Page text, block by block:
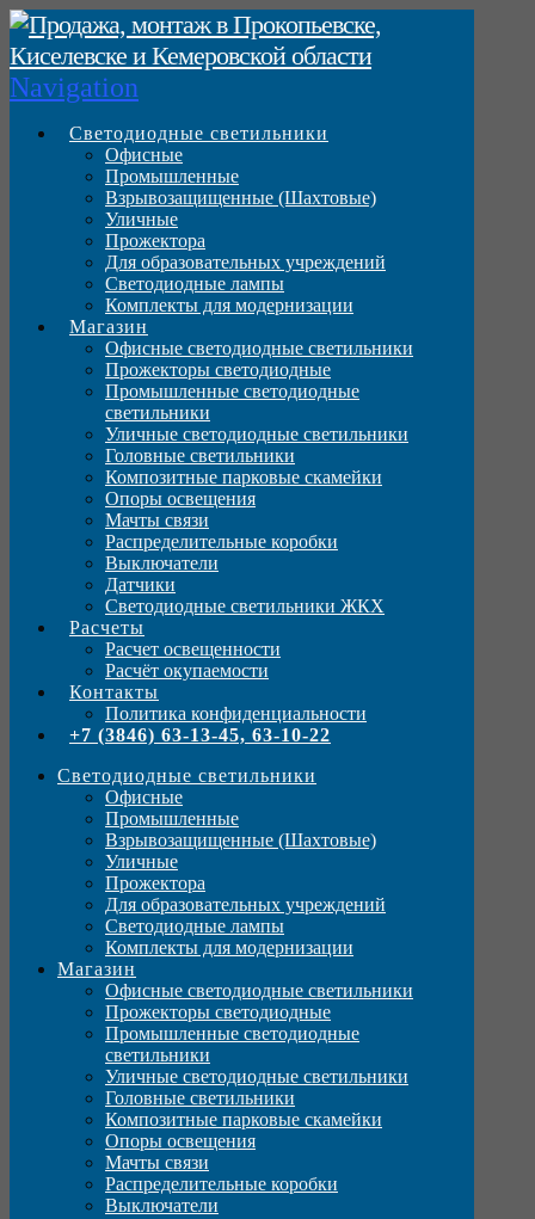
Navigation
Светодиодные светильники
Офисные
Промышленные
Взрывозащищенные (Шахтовые)
Уличные
Прожектора
Для образовательных учреждений
Светодиодные лампы
Комплекты для модернизации
Магазин
Офисные светодиодные светильники
Прожекторы светодиодные
Промышленные светодиодные
светильники
Уличные светодиодные светильники
Головные светильники
Композитные парковые скамейки
Опоры освещения
Мачты связи
Распределительные коробки
Выключатели
Датчики
Светодиодные светильники ЖКХ
Расчеты
Расчет освещенности
Расчёт окупаемости
Контакты
Политика конфиденциальности
+7 (3846) 63-13-45, 63-10-22
Светодиодные светильники
Офисные
Промышленные
Взрывозащищенные (Шахтовые)
Уличные
Прожектора
Для образовательных учреждений
Светодиодные лампы
Комплекты для модернизации
Магазин
Офисные светодиодные светильники
Прожекторы светодиодные
Промышленные светодиодные
светильники
Уличные светодиодные светильники
Головные светильники
Композитные парковые скамейки
Опоры освещения
Мачты связи
Распределительные коробки
Выключатели